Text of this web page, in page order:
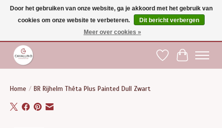
Gratis verzending vanaf €75 binnen BE - vanaf €100 naar EU | Voor 17:00 besteld is
dezelfde dag verzonden | Klantendienst: +32 (0)51 21 27 00 |
Verlanglijst
Home / BR Rijhelm Thêta Plus Painted Dull Zwart
Door het gebruiken van onze website, ga je akkoord met het gebruik van
cookies om onze website te verbeteren.
Dit bericht verbergen
Meer over cookies »